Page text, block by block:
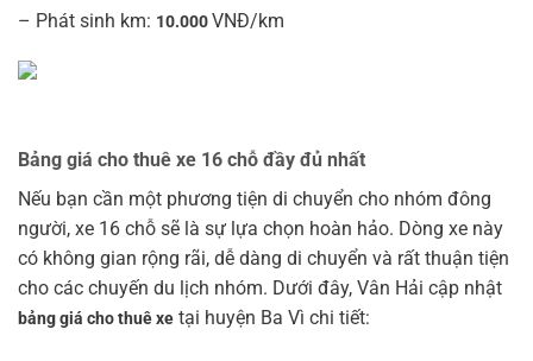
– Phát sinh km: 10.000VNĐ/km
Bảng giá cho thuê xe 16 chỗ đầy đủ nhất
Nếu bạn cần một phương tiện di chuyển cho nhóm đông
người, xe 16 chỗ sẽ là sự lựa chọn hoàn hảo. Dòng xe này
có không gian rộng rãi, dễ dàng di chuyển và rất thuận tiện
cho các chuyến du lịch nhóm. Dưới đây, Vân Hải cập nhật
bảng giá cho thuê xe tại huyện Ba Vì chi tiết: